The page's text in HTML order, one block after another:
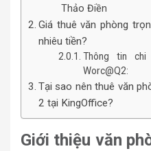
Thảo Điền
Giá thuê văn phòng
nhiêu tiền?
Thông tin chi
Worc@Q2:
Tại sao nên thuê văn
2 tại KingOffice?
Giới thiệu văn